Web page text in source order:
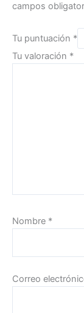
campos
Tu puntuación *
Tu valoración *
Nombre *
Correo